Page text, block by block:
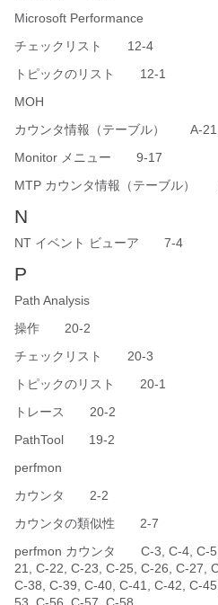
Microsoft Performance
チェックリスト 12-4
トピックのリスト 12-1
MOH
カウンタ情報（テーブル） A-21
Monitor メニュー 9-17
MTP カウンタ情報（テーブル）
N
NT イベント ビューア 7-4
P
Path Analysis
操作 20-2
チェックリスト 20-3
トピックのリスト 20-1
トレース 20-2
PathTool 19-2
perfmon
カウンタ 2-2
カウンタの類似性 2-7
perfmon カウンタ C-3, C-4, C-5,
21, C-22, C-23, C-25, C-26, C-27,
C-38, C-39, C-40, C-41, C-42, C-